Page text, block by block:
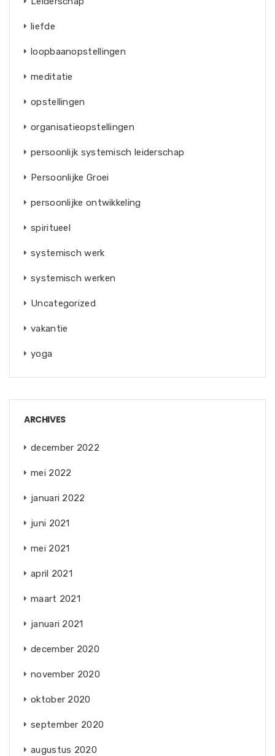
liefde
loopbaanopstellingen
meditatie
opstellingen
organisatieopstellingen
persoonlijk systemisch leiderschap
Persoonlijke Groei
persoonlijke ontwikkeling
spiritueel
systemisch werk
systemisch werken
Uncategorized
vakantie
yoga
ARCHIVES
december 2022
mei 2022
januari 2022
juni 2021
mei 2021
april 2021
maart 2021
januari 2021
december 2020
november 2020
oktober 2020
september 2020
augustus 2020